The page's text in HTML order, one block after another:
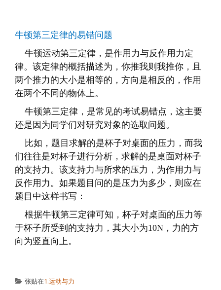
牛顿第三定律的易错问题
牛顿运动第三定律，是作用力与反作用力定
律。该定律的概括描述为，你推我则我推你，且
两个推力的大小是相等的，方向是相反的，作用
在两个不同的物体上。
牛顿第三定律，是常见的考试易错点，这主要
还是因为同学们对研究对象的选取问题。
比如，题目求解的是杯子对桌面的压力，而我
们往往是对杯子进行分析，求解的是桌面对杯子
的支持力。该支持力与所求的压力，为作用力与
反作用力。如果题目问的是压力为多少，则应在
题目中这样书写：
根据牛顿第三定律可知，杯子对桌面的压力等
于杯子所受到的支持力，其大小为10N，力的方
向为竖直向上。
张贴在1.运动与力